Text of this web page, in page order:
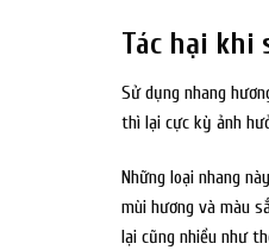
Tác hại khi
Sử dụng nhang
thì lại cực kỳ ảnh
Những loại nhang
mùi hương và màu
lại cũng nhiều như